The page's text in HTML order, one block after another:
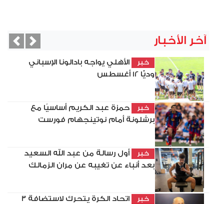
آخر الأخبار
خبر
الأهلي يواجه بادالونا الإسباني
وديًّا 12 أغسطس
خبر
حمزة عبد الكريم أساسيًا مع
برشلونة أمام نوتينجهام فورست
خبر
أول رسالة من عبد الله السعيد
بعد أنباء عن تغيبه عن مران الزمالك
خبر
اتحاد الكرة يتحرك لاستضافة 3
Next